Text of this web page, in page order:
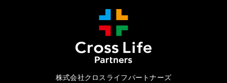
株式会社クロスライフパートナーズ